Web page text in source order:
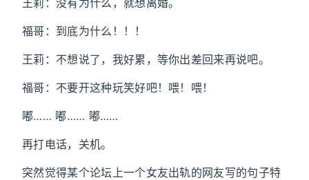
王莉：没有为什么，就想离婚。
福哥：到底为什么！！！
王莉：不想说了，我好累，等你出差回来再说吧。
福哥：不要开这种玩笑好吧！喂！喂！
嘟…… 嘟…… 嘟……
再打电话，关机。
突然觉得某个论坛上一个女友出轨的网友写的句子特